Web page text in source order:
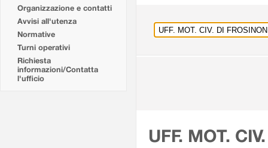
Organizzazione e contatti
Avvisi all'utenza
Normative
Turni operativi
Richiesta
informazioni/Contatta
l'ufficio
UFF. MOT.